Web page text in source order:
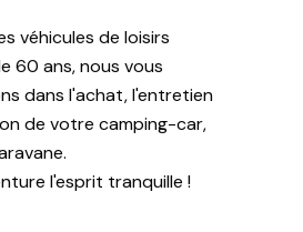
véhicules de loisirs
60 ans, nous vous
dans l'achat, l'entretien
de votre camping-car,
l'esprit tranquille !